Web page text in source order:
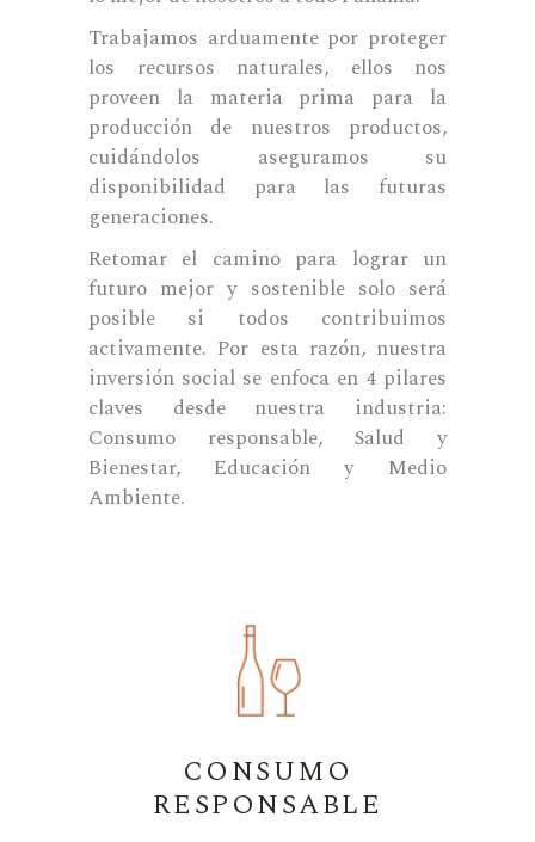
Trabajamos arduamente por proteger
los recursos naturales, ellos nos
proveen la materia prima para la
producción de nuestros productos,
cuidándolos aseguramos su
disponibilidad para las futuras
generaciones.
Retomar el camino para lograr un
futuro mejor y sostenible solo será
posible si todos contribuimos
activamente. Por esta razón, nuestra
inversión social se enfoca en 4 pilares
claves desde nuestra industria:
Consumo responsable, Salud y
Bienestar, Educación y Medio
Ambiente.
CONSUMO
RESPONSABLE